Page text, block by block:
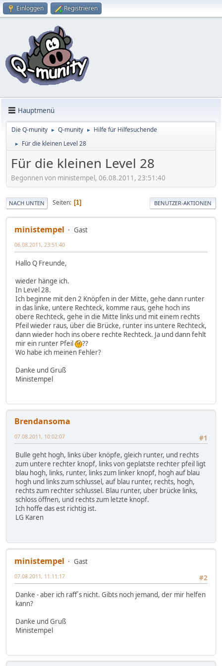
Einloggen Registrieren
Hauptmenü
Die Q-munity ► Q-munity ► Hilfe für Hilfesuchende
► Für die kleinen Level 28
Für die kleinen Level 28
Begonnen von ministempel, 06.08.2011, 23:51:40
NACH UNTEN Seiten 1 BENUTZER-AKTIONEN
ministempel Gast
06.08.2011, 23:51:40
Hallo Q Freunde,
wieder hänge ich.
In Level 28.
Ich beginne mit den 2 Knöpfen in der Mitte, gehe dann runter
in das linke, untere Rechteck, komme raus, gehe hoch ins
obere Rechteck, gehe in die Mitte links und mit einem rechts
Pfeil wieder raus, über die Brücke, runter ins untere Rechteck,
dann wieder hoch ins obere rechte Rechteck. Ja und dann fehlt
mir ein runter Pfeil
??
Wo habe ich meinen Fehler?
Danke und Gruß
Ministempel
Brendansoma
#1
07.08.2011, 10:02:07
Bulle geht hogh, links über knöpfe, gleich runter, und rechts
zum untere rechter knopf, links von geplatste rechter pfeil ligt
blau hogh, links, runter, links zum linker knopf, hogh auf blau
hogh und links zum schlussel, auf blau runter, rechts, hogh,
rechts zum rechter schlussel. Blau runter, uber brücke links,
schloss öffnen, und rechts zum letzte knopf.
Ich hoffe das est richtig ist.
LG Karen
ministempel
Gast
#2
07.08.2011, 11:11:17
Danke - aber ich raff´s nicht. Gibts noch jemand, der mir helfen
kann?
Danke und Gruß
Ministempel